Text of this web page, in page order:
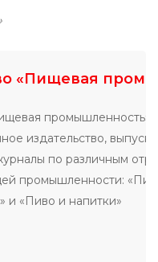
«Пищевая
промышленность»
издательство,
по различным
промышленности:
и «Пиво и напитки»